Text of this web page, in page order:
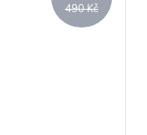
490 Kč